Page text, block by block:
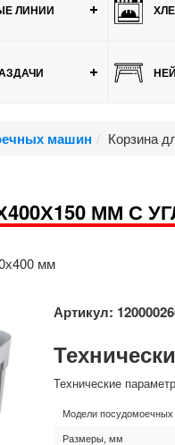
ЛИНИИ
машин Корзина
ММ С
мм
Артикул:
Технические
Модели
Размеры, мм